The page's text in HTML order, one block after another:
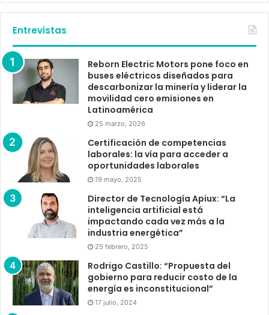
Entrevistas
Reborn Electric Motors pone foco en
buses eléctricos diseñados para
descarbonizar la minería y liderar la
movilidad cero emisiones en
Latinoamérica
25 marzo, 2026
Certificación de competencias
laborales: la vía para acceder a
oportunidades laborales
19 mayo, 2025
Director de Tecnología Apiux: “La
inteligencia artificial está
impactando cada vez más a la
industria energética”
25 febrero, 2025
Rodrigo Castillo: “Propuesta del
gobierno para reducir costo de la
energía es inconstitucional”
17 julio, 2024